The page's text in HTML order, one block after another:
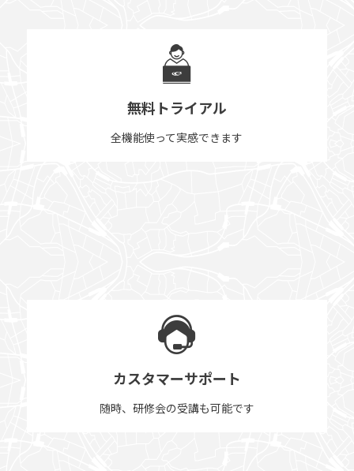
無料トライアル
全機能使って実感できます
カスタマーサポート
随時、研修会の受講も可能です